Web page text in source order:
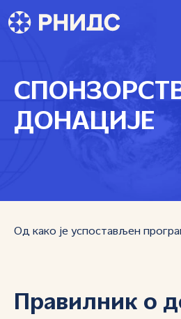
ДОНАЦИЈЕ
Од како је успостављен
Правилник о